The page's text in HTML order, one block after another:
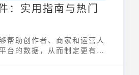
：实用指南与热门
帮助创作者、商家和运营人
台的数据，从而制定更有效